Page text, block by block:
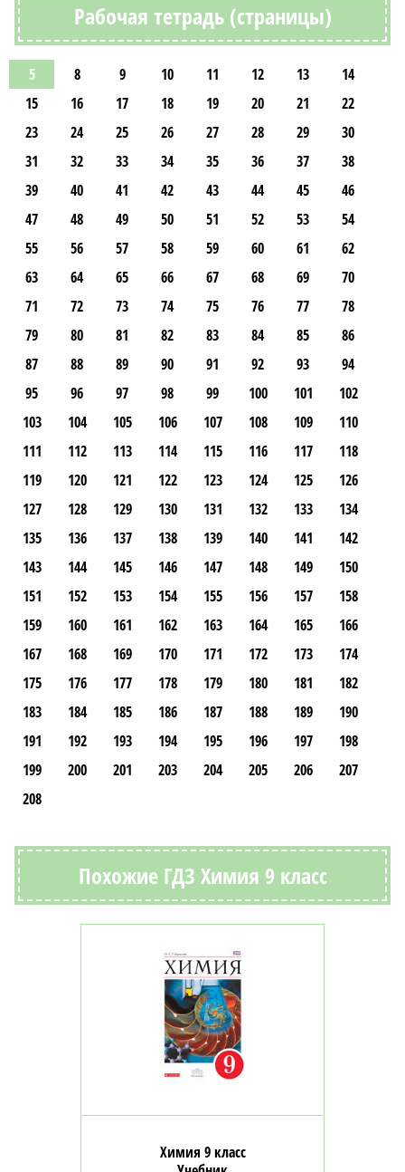
Рабочая тетрадь (страницы)
5 8 9 10 11 12 13
14
15
16 17 18 19 20 21
22
23
24 25 26 27 28 29
30
31
32 33 34 35 36 37
38
39
40 41 42 43 44 45
46
47
48 49 50 51 52 53
54
55
56 57 58 59 60 61
62
63
64 65 66 67 68 69
70
71
72 73 74 75 76 77
78
79
80 81 82 83 84 85
86
87
88 89 90 91 92 93
94
95
96 97 98 99 100 101
102
103
104 105 106 107 108 109
110
111
112 113 114 115 116 117
118
119
120 121 122 123 124 125
126
127
128 129 130 131 132 133
134
135
136 137 138 139 140 141
142
143
144 145 146 147 148 149
150
151
152 153 154 155 156 157
158
159
160 161 162 163 164 165
166
167
168 169 170 171 172 173
174
175
176 177 178 179 180 181
182
183
184 185 186 187 188 189
190
191
192 193 194 195 196 197
198
199
200 201 203 204 205 206
207
208
Похожие ГДЗ Химия 9 класс
Химия 9 класс